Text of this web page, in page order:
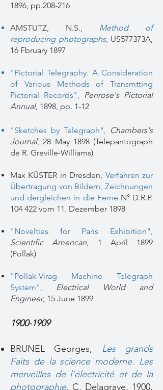
1896, pp.208-216
AMSTUTZ, N.S., Method of
reproducing photographs, US577373A,
16 Fbruary 1897
"Pictorial Telegraphy. A Consideration
of Various Methods of Transmtting
Pictorial Records", Penrose's Pictorial
Annual, 1898, pp. 1-12
"Sketches by Telegraph", Chambers's
Journal, 28 May 1898 (Telepantograph
de R. Greville-Williams)
Max KÜSTER in Dresden, Verfahren zur
Übertragung von Bildern, Zeichnungen
und dergleichen in die Ferne N° D.R.P.
104 422 vom 11. Dezember 1898
"Novelties for Paris Exhibition",
Scientific American, 1 April 1899
(Pollak)
"Pollak-Virag Machine Telegraph
System",
Electrical World and
Engineer, 15 June 1899
1900-1909
BRUNEL Georges, Les grands
Faits de la science moderne. Les
merveilles de l'électricité et de la
photographie, C. Delagrave, 1900,